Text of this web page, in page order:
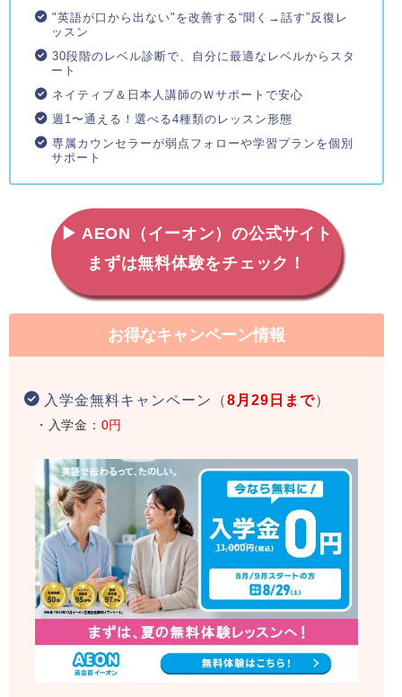
"英語が口から出ない"を改善する“聞く→話す”反復レ
ッスン
30段階のレベル診断で、自分に最適なレベルからスタ
ート
ネイティブ＆日本人講師のＷサポートで安心
週1〜通える！選べる4種類のレッスン形態
専属カウンセラーが弱点フォローや学習プランを個別
サポート
▶ AEON（イーオン）の公式サイト
まずは無料体験をチェック！
お得なキャンペーン情報
入学金無料キャンペーン（8月29日まで）
・入学金： 0円